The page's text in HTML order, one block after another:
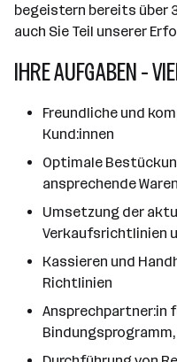
begeistern bereits über
auch Sie Teil unserer
IHRE AUFGABEN -
Freundliche und
Kund:innen
Optimale
ansprechende
Umsetzung der
Verkaufsrichtlinien
Kassieren und
Richtlinien
Ansprechpartner:in